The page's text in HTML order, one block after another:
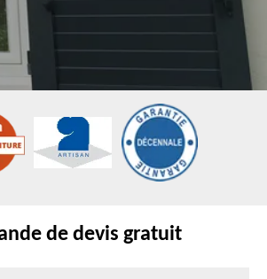
de devis gratuit